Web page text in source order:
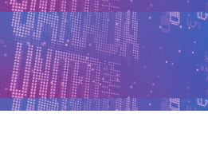
Обновлено: 22 декабря 2025 г.